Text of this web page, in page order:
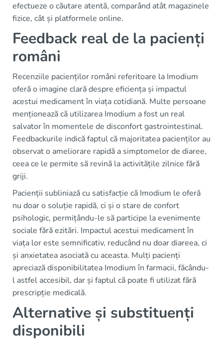
efectueze o căutare atentă, comparând atât magazinele
fizice, cât și platformele online.
Feedback real de la pacienți
români
Recenziile pacienților români referitoare la Imodium
oferă o imagine clară despre eficiența și impactul
acestui medicament în viața cotidiană. Multe persoane
menționează că utilizarea Imodium a fost un real
salvator în momentele de disconfort gastrointestinal.
Feedbackurile indică faptul că majoritatea pacienților au
observat o ameliorare rapidă a simptomelor de diaree,
ceea ce le permite să revină la activitățile zilnice fără
griji.
Pacienții subliniază cu satisfacție că Imodium le oferă
nu doar o soluție rapidă, ci și o stare de confort
psihologic, permițându-le să participe la evenimente
sociale fără ezitări. Impactul acestui medicament în
viața lor este semnificativ, reducând nu doar diareea, ci
și anxietatea asociată cu aceasta. Mulți pacienți
apreciază disponibilitatea Imodium în farmacii, făcându-
l astfel accesibil, dar și faptul că poate fi utilizat fără
prescripție medicală.
Alternative și substituenți
disponibili